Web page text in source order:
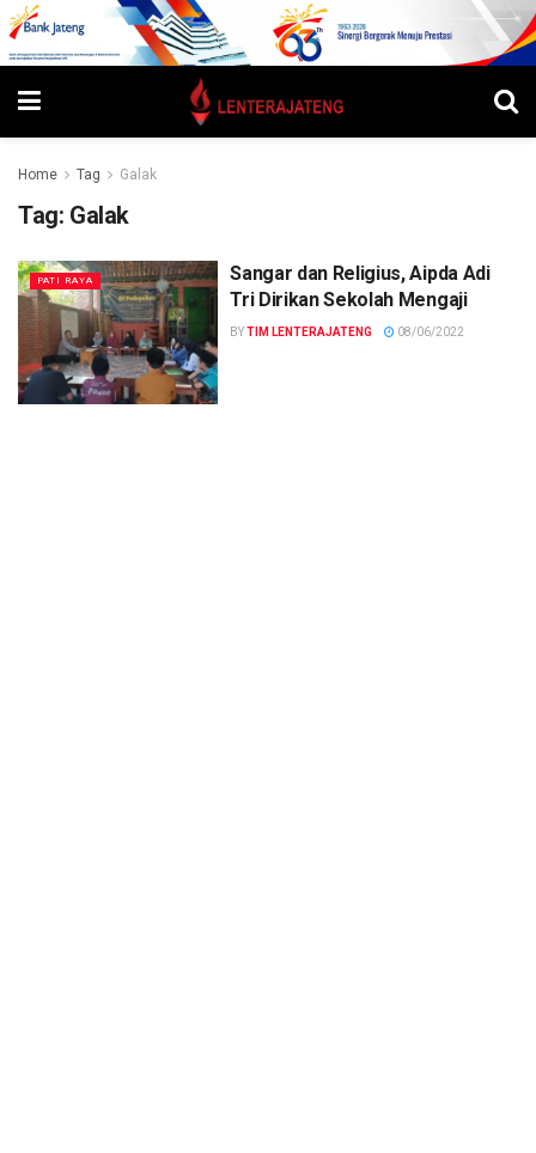
Home Tag Galak
Tag: Galak
PATI RAYA
Sangar dan Religius, Aipda Adi
Tri Dirikan Sekolah Mengaji
BYTIM LENTERAJATENG 08/06/2022